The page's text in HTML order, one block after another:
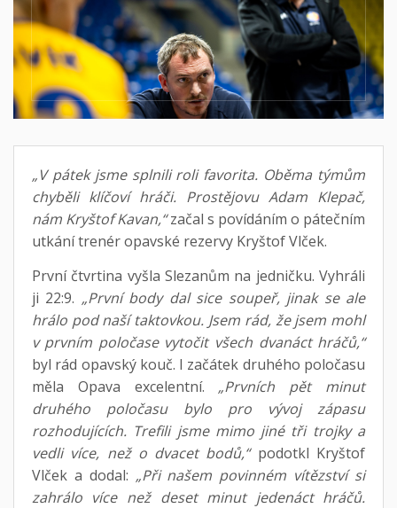
„V pátek jsme splnili roli favorita. Oběma týmům
chyběli klíčoví hráči. Prostějovu Adam Klepač,
nám Kryštof Kavan,“začal s povídáním o pátečním
utkání trenér opavské rezervy Kryštof Vlček.
První čtvrtina vyšla Slezanům na jedničku. Vyhráli
ji 22:9. „První body dal sice soupeř, jinak se ale
hrálo pod naší taktovkou. Jsem rád, že jsem mohl
v prvním poločase vytočit všech dvanáct hráčů,“
byl rád opavský kouč. I začátek druhého poločasu
měla Opava excelentní. „Prvních pět minut
druhého poločasu bylo pro vývoj zápasu
rozhodujících. Trefili jsme mimo jiné tři trojky a
vedli více, než o dvacet bodů,“podotkl Kryštof
Vlček a dodal: „Při našem povinném vítězství si
zahrálo více než deset minut jedenáct hráčů.